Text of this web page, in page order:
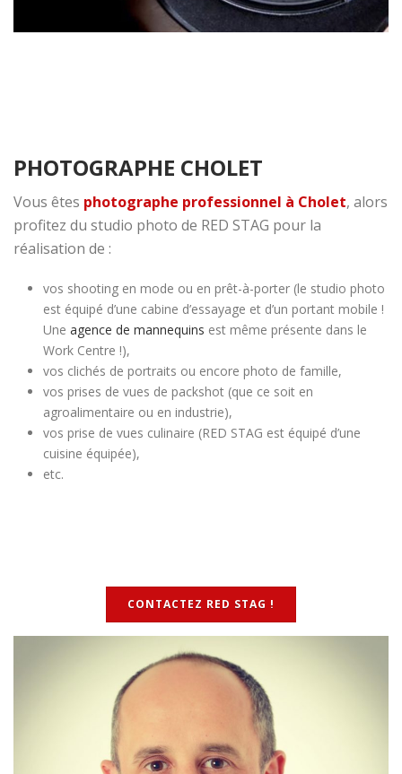
PHOTOGRAPHE CHOLET
Vous êtes photographe professionnel à Cholet, alors
profitez du studio photo de RED STAG pour la
réalisation de :
vos shooting en mode ou en prêt-à-porter (le studio photo
est équipé d’une cabine d’essayage et d’un portant mobile !
Une agence de mannequins est même présente dans le
Work Centre !),
vos clichés de portraits ou encore photo de famille,
vos prises de vues de packshot (que ce soit en
agroalimentaire ou en industrie),
vos prise de vues culinaire (RED STAG est équipé d’une
cuisine équipée),
etc.
CONTACTEZ RED STAG !